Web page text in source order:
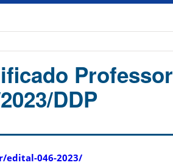
Professor
DDP
edital-046-2023/